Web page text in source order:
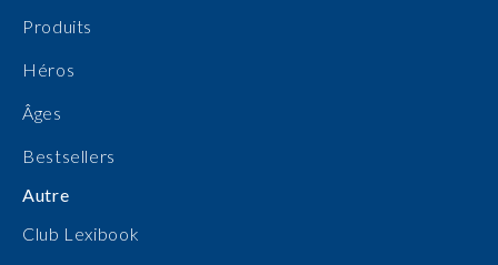
Produits
Héros
Âges
Bestsellers
Autre
Club Lexibook